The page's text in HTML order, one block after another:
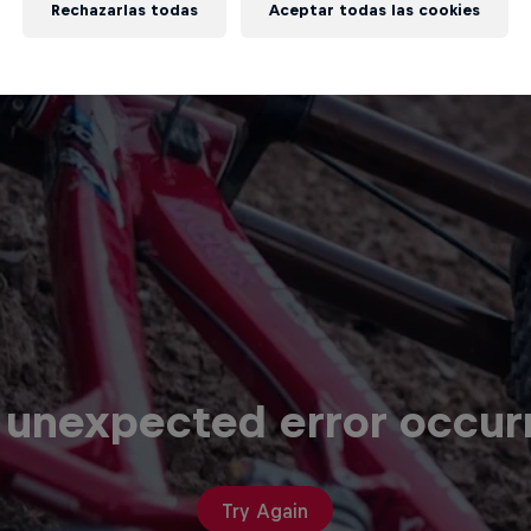
error
Try Again
Rechazarlas todas Aceptar todas las cookies